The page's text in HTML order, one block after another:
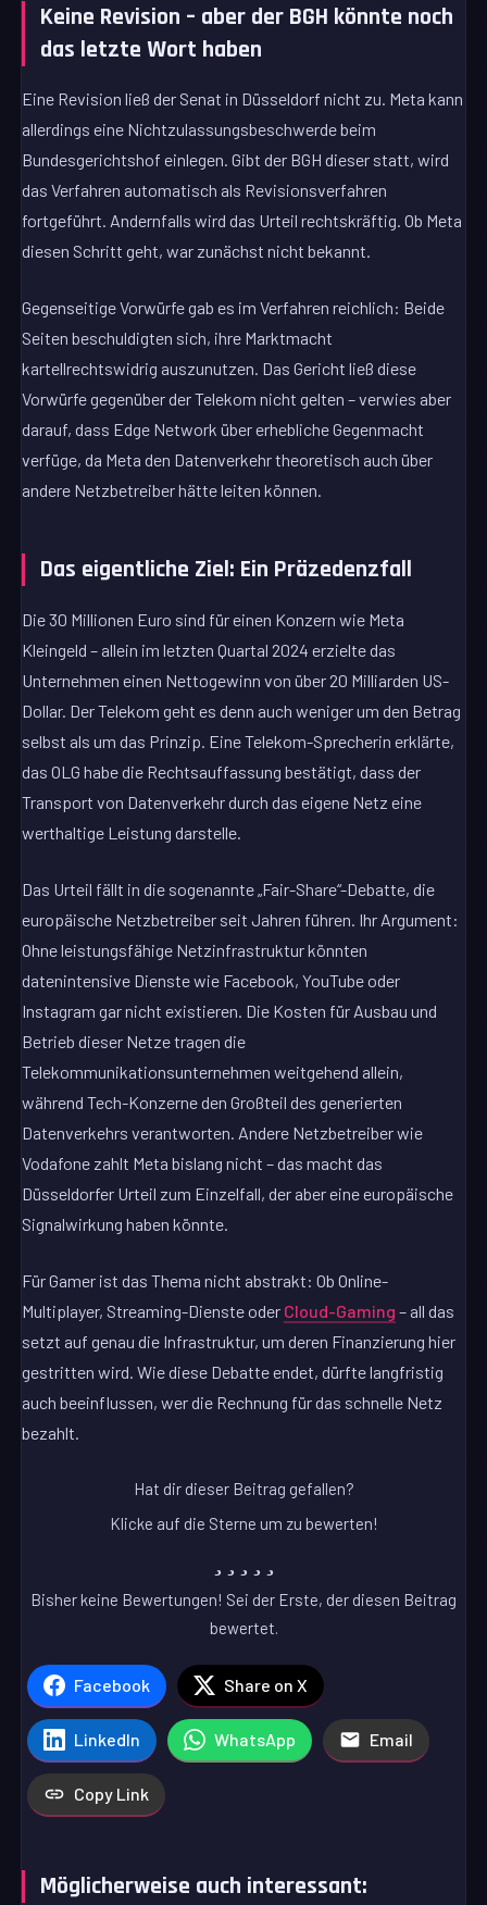
Keine Revision – aber der BGH könnte noch
das letzte Wort haben
Eine Revision ließ der Senat in Düsseldorf nicht zu. Meta kann
allerdings eine Nichtzulassungsbeschwerde beim
Bundesgerichtshof einlegen. Gibt der BGH dieser statt, wird
das Verfahren automatisch als Revisionsverfahren
fortgeführt. Andernfalls wird das Urteil rechtskräftig. Ob Meta
diesen Schritt geht, war zunächst nicht bekannt.
Gegenseitige Vorwürfe gab es im Verfahren reichlich: Beide
Seiten beschuldigten sich, ihre Marktmacht
kartellrechtswidrig auszunutzen. Das Gericht ließ diese
Vorwürfe gegenüber der Telekom nicht gelten – verwies aber
darauf, dass Edge Network über erhebliche Gegenmacht
verfüge, da Meta den Datenverkehr theoretisch auch über
andere Netzbetreiber hätte leiten können.
Das eigentliche Ziel: Ein Präzedenzfall
Die 30 Millionen Euro sind für einen Konzern wie Meta
Kleingeld – allein im letzten Quartal 2024 erzielte das
Unternehmen einen Nettogewinn von über 20 Milliarden US-
Dollar. Der Telekom geht es denn auch weniger um den Betrag
selbst als um das Prinzip. Eine Telekom-Sprecherin erklärte,
das OLG habe die Rechtsauffassung bestätigt, dass der
Transport von Datenverkehr durch das eigene Netz eine
werthaltige Leistung darstelle.
Das Urteil fällt in die sogenannte „Fair-Share“-Debatte, die
europäische Netzbetreiber seit Jahren führen. Ihr Argument:
Ohne leistungsfähige Netzinfrastruktur könnten
datenintensive Dienste wie Facebook, YouTube oder
Instagram gar nicht existieren. Die Kosten für Ausbau und
Betrieb dieser Netze tragen die
Telekommunikationsunternehmen weitgehend allein,
während Tech-Konzerne den Großteil des generierten
Datenverkehrs verantworten. Andere Netzbetreiber wie
Vodafone zahlt Meta bislang nicht – das macht das
Düsseldorfer Urteil zum Einzelfall, der aber eine europäische
Signalwirkung haben könnte.
Für Gamer ist das Thema nicht abstrakt: Ob Online-
Multiplayer, Streaming-Dienste oder Cloud-Gaming – all das
setzt auf genau die Infrastruktur, um deren Finanzierung hier
gestritten wird. Wie diese Debatte endet, dürfte langfristig
auch beeinflussen, wer die Rechnung für das schnelle Netz
bezahlt.
Hat dir dieser Beitrag gefallen?
Klicke auf die Sterne um zu bewerten!
Bisher keine Bewertungen! Sei der Erste, der diesen Beitrag
bewertet.
Facebook Share on X
LinkedIn WhatsApp Email
Copy Link
Möglicherweise auch interessant: